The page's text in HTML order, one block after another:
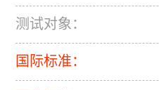
测试对象：
国际标准：